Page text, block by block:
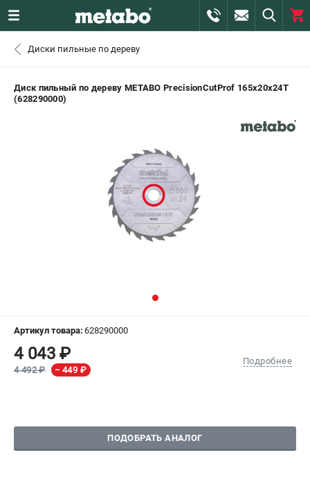
ИЗБРАННОЕ
СРАВНЕНИЕ ( 0 )
ВХОД ИЛИ РЕГИСТРАЦИЯ
ЗАКАЗАТЬ ЗАПЧАСТЬ
+7 (911) 360-06-14 | +7 (8112) 59-10-67
ПОМОНА
0 ₽
Диски пильные по дереву
Диск пильный по дереву METABO PrecisionCutProf 165х20х24T
(628290000)
Артикул товара: 628290000
4 043 ₽
4 492 ₽ − 449 ₽
Подробнее
ПОДОБРАТЬ АНАЛОГ